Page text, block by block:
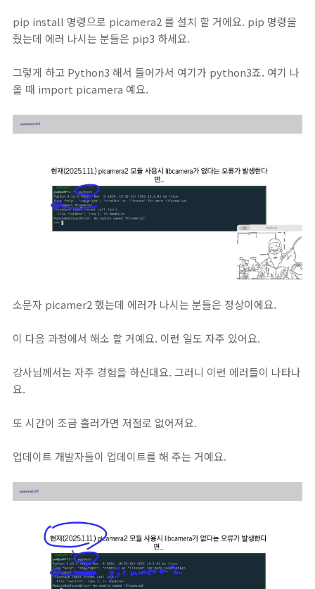
pip install 명령으로 picamera2 를 설치 할 거에요. pip 명령을
줬는데 에러 나시는 분들은 pip3 하세요.
그렇게 하고 Python3 해서 들어가서 여기가 python3죠. 여기 나
올 때 import picamera 예요.
소문자 picamer2 했는데 에러가 나시는 분들은 정상이에요.
이 다음 과정에서 해소 할 거예요. 이런 일도 자주 있어요.
강사님께서는 자주 경험을 하신대요. 그러니 이런 에러들이 나타나
요.
또 시간이 조금 흘러가면 저절로 없어져요.
업데이트 개발자들이 업데이트를 해 주는 거예요.